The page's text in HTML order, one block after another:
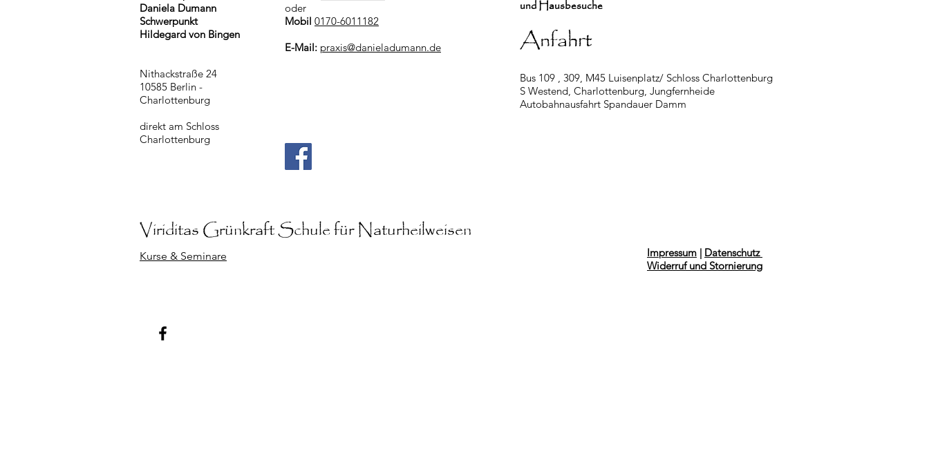
Daniela Dumann
Schwerpunkt
Hildegard von Bingen
Nithackstraße 24
10585 Berlin -
Charlottenburg
direkt am Schloss
Charlottenburg
oder
Mobil 0170-6011182
E-Mail: praxis@danieladumann.de
und Hausbesuche
Anfahrt
Bus 109 , 309, M45 Luisenplatz/ Schloss Charlottenburg
S Westend, Charlottenburg, Jungfernheide
Autobahnausfahrt Spandauer Damm
Viriditas GrünkraftSchule für Naturheilweisen
Kurse & Seminare Impressum | Datenschutz
Widerruf und Stornierung